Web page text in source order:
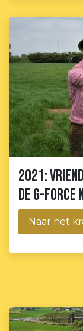
2021:
de G-
Naar het